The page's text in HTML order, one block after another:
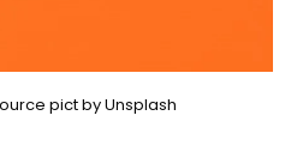
pict by Unsplash